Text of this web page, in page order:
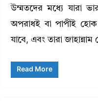
উম্মতদের মধ্যে যারা
অপরাধই বা পাপীই
যাবে, এবং তারা জাহান্নাম
Read More